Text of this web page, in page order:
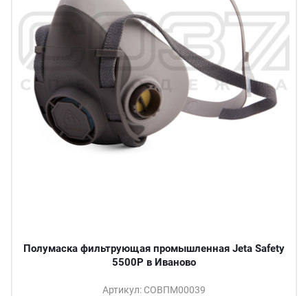
Полумаска фильтрующая промышленная Jeta Safety
5500P в Иваново
Артикул: СОВПМ00039